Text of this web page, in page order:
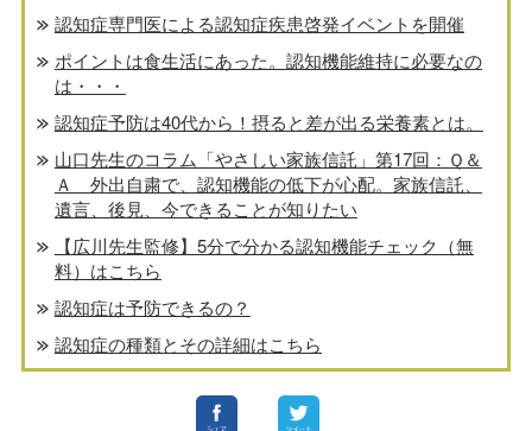
認知症専門医による認知症疾患啓発イベントを開催
ポイントは食生活にあった。認知機能維持に必要なの
は・・・
認知症予防は40代から！摂ると差が出る栄養素とは。
山口先生のコラム「やさしい家族信託」第17回：Ｑ＆
Ａ 外出自粛で、認知機能の低下が心配。家族信託、
遺言、後見、今できることが知りたい
【広川先生監修】5分で分かる認知機能チェック（無
料）はこちら
認知症は予防できるの？
認知症の種類とその詳細はこちら